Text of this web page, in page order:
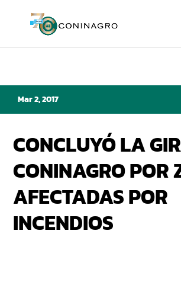
Mar 2, 2017
CONCLUYÓ LA
CONINAGRO POR
AFECTADAS POR
INCENDIOS